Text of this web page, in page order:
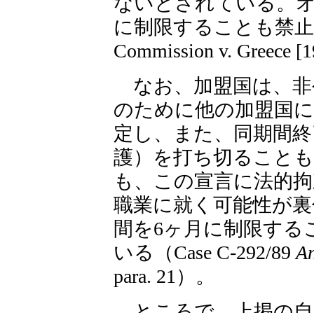
に制限することも禁
Commission v. Greece
なお、加盟国は、
のために他の加盟国
定し、また、同期間
護）を打ち切ること
も、この宣言に法的
職業に就く可能性が
間を6ヶ月に制限す
いる（Case C-292/89
para. 21）。